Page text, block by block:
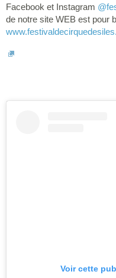
Facebook et Instagram
de notre site WEB est pour
Voir cette